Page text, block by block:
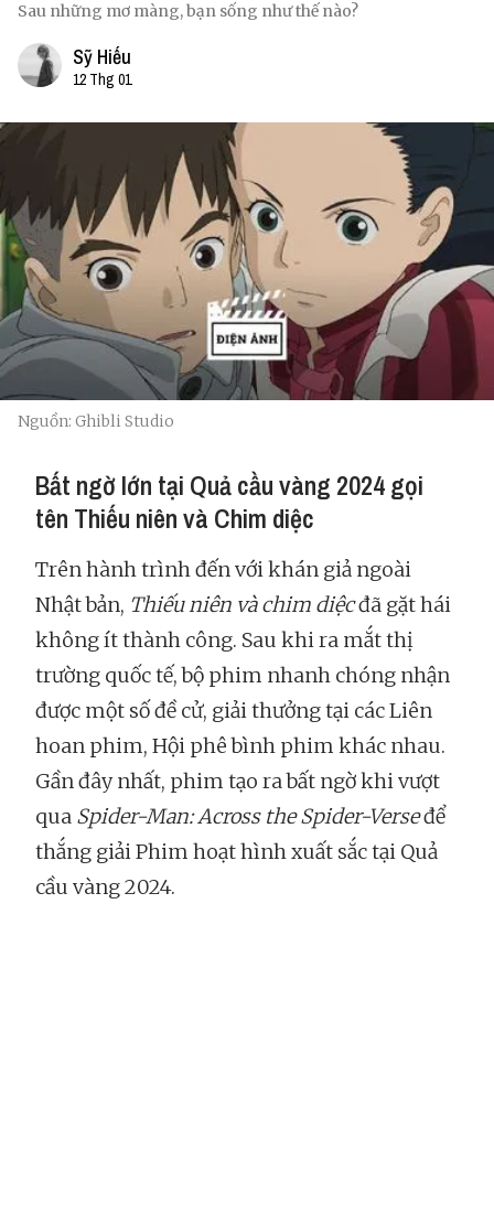
Sau những mơ màng, bạn sống như thế nào?
Sỹ Hiếu
12 Thg 01
Nguồn: Ghibli Studio
Bất ngờ lớn tại Quả cầu vàng 2024 gọi
tên Thiếu niên và Chim diệc
Trên hành trình đến với khán giả ngoài
Nhật bản, Thiếu niên và chim diệcđã gặt hái
không ít thành công. Sau khi ra mắt thị
trường quốc tế, bộ phim nhanh chóng nhận
được một số đề cử, giải thưởng tại các Liên
hoan phim, Hội phê bình phim khác nhau.
Gần đây nhất, phim tạo ra bất ngờ khi vượt
qua Spider-Man: Across the Spider-Verseđể
thắng giải Phim hoạt hình xuất sắc tại Quả
cầu vàng 2024.